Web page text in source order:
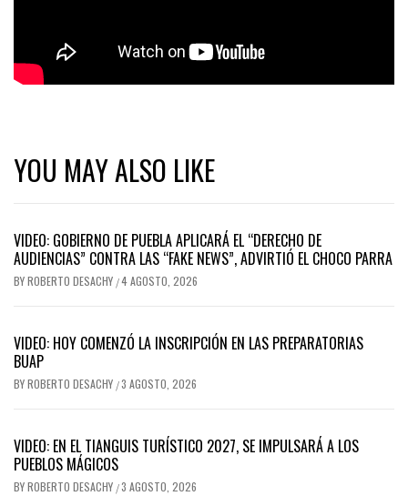
YOU MAY ALSO LIKE
VIDEO: GOBIERNO DE PUEBLA APLICARÁ EL “DERECHO DE
AUDIENCIAS” CONTRA LAS “FAKE NEWS”, ADVIRTIÓ EL CHOCO PARRA
BYROBERTO DESACHY /4 AGOSTO, 2026
VIDEO: HOY COMENZÓ LA INSCRIPCIÓN EN LAS PREPARATORIAS
BUAP
BYROBERTO DESACHY /3 AGOSTO, 2026
VIDEO: EN EL TIANGUIS TURÍSTICO 2027, SE IMPULSARÁ A LOS
PUEBLOS MÁGICOS
BYROBERTO DESACHY /3 AGOSTO, 2026